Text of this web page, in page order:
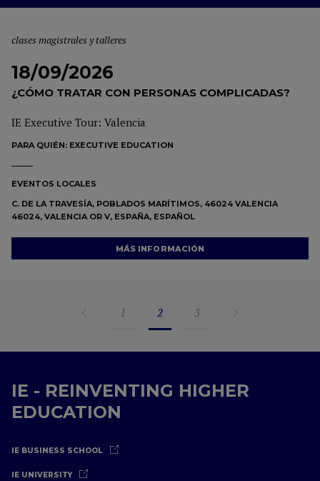
clases magistrales y talleres
18/09/2026
¿CÓMO TRATAR CON PERSONAS COMPLICADAS?
IE Executive Tour: Valencia
PARA QUIÉN: EXECUTIVE EDUCATION
EVENTOS LOCALES
C. DE LA TRAVESÍA, POBLADOS MARÍTIMOS, 46024 VALENCIA
46024, VALENCIA OR V, ESPAÑA, ESPAÑOL
MÁS INFORMACIÓN
1 2 3
IE - REINVENTING HIGHER
EDUCATION
IE BUSINESS SCHOOL
IE UNIVERSITY